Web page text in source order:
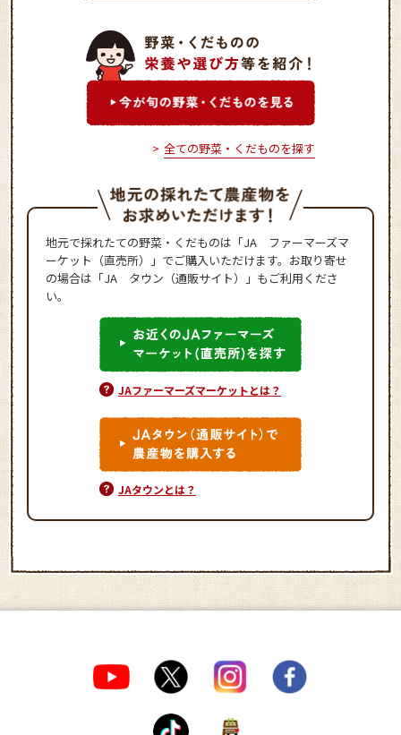
全ての野菜・くだものを探す
地元で採れたての野菜・くだものは「JA ファーマーズマ
ーケット（直売所）」でご購入いただけます。お取り寄せ
の場合は「JA タウン（通販サイト）」もご利用くださ
い。
JAファーマーズマーケットとは？
JAタウンとは？